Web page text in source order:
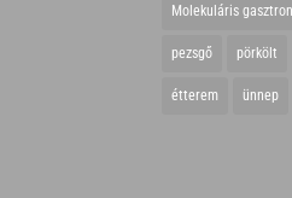
Molekuláris
pezsgő pörkölt
étterem ünnep